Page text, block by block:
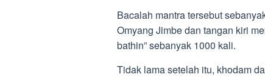
Bacalah mantra tersebut
Omyang Jimbe dan tangan kiri
bathin” sebanyak 1000 kali.
Tidak lama setelah itu, khodam